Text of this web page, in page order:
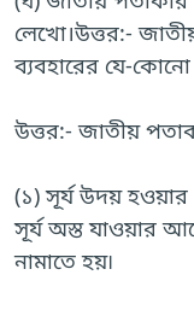
লেখো।উত্তর:-
ব্যবহারের যে-
উত্তর:- জাতীয়
(১) সূর্য উদয়
সূর্য অস্ত যাওয়ার
নামাতে হয়৷